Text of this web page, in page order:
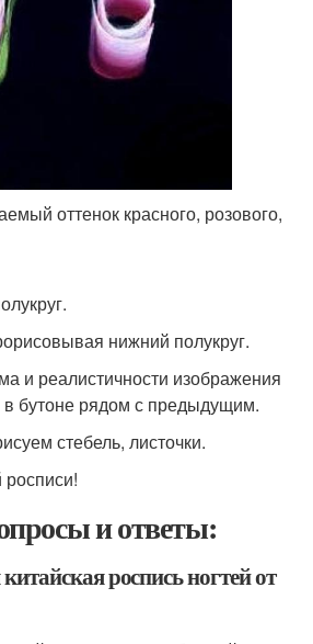
оттенок красного, розового,
нижний полукруг.
и реалистичности изображения
бутоне рядом с предыдущим.
стебель, листочки.
и ответы:
роспись ногтей от